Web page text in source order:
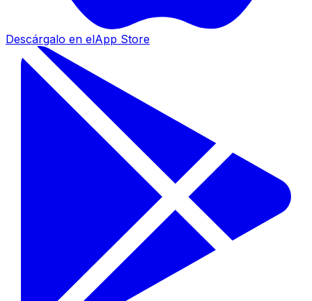
Descárgalo en elApp Store